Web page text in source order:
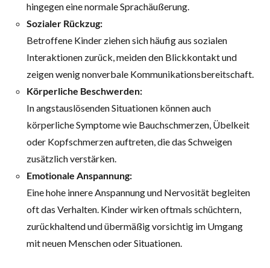
hingegen eine normale Sprachäußerung.
Sozialer Rückzug:
Betroffene Kinder ziehen sich häufig aus sozialen
Interaktionen zurück, meiden den Blickkontakt und
zeigen wenig nonverbale Kommunikationsbereitschaft.
Körperliche Beschwerden:
In angstauslösenden Situationen können auch
körperliche Symptome wie Bauchschmerzen, Übelkeit
oder Kopfschmerzen auftreten, die das Schweigen
zusätzlich verstärken.
Emotionale Anspannung:
Eine hohe innere Anspannung und Nervosität begleiten
oft das Verhalten. Kinder wirken oftmals schüchtern,
zurückhaltend und übermäßig vorsichtig im Umgang
mit neuen Menschen oder Situationen.